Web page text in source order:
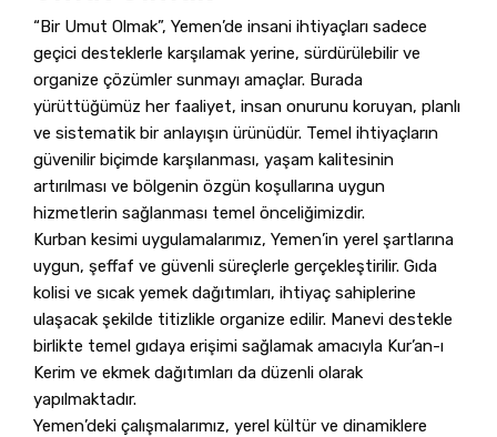
“Bir Umut Olmak”, Yemen’de insani ihtiyaçları sadece
geçici desteklerle karşılamak yerine, sürdürülebilir ve
organize çözümler sunmayı amaçlar. Burada
yürüttüğümüz her faaliyet, insan onurunu koruyan, planlı
ve sistematik bir anlayışın ürünüdür. Temel ihtiyaçların
güvenilir biçimde karşılanması, yaşam kalitesinin
artırılması ve bölgenin özgün koşullarına uygun
hizmetlerin sağlanması temel önceliğimizdir.
Kurban kesimi uygulamalarımız, Yemen’in yerel şartlarına
uygun, şeffaf ve güvenli süreçlerle gerçekleştirilir. Gıda
kolisi ve sıcak yemek dağıtımları, ihtiyaç sahiplerine
ulaşacak şekilde titizlikle organize edilir. Manevi destekle
birlikte temel gıdaya erişimi sağlamak amacıyla Kur’an-ı
Kerim ve ekmek dağıtımları da düzenli olarak
yapılmaktadır.
Yemen’deki çalışmalarımız, yerel kültür ve dinamiklere